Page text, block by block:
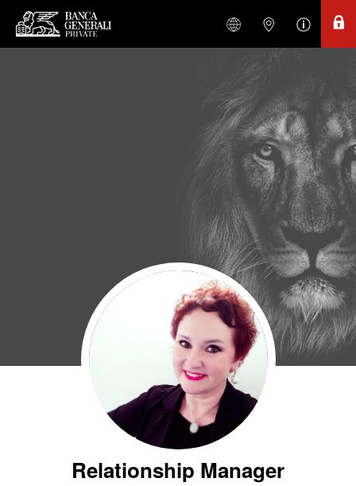
Relationship Manager